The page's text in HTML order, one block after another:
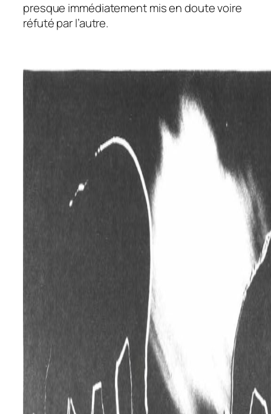
presque immédiatement mis en doute voire
réfuté par l’autre.